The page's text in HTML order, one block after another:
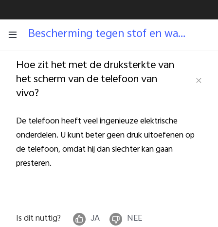
Bescherming tegen stof en water
Hoe zit het met de druksterkte van
het scherm van de telefoon van
vivo?
De telefoon heeft veel ingenieuze elektrische
onderdelen. U kunt beter geen druk uitoefenen op
de telefoon, omdat hij dan slechter kan gaan
presteren.
Is dit nuttig? JA NEE